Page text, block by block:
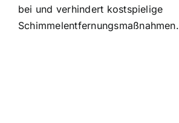
bei und verhindert kostspielige
Schimmelentfernungsmaßnahmen.